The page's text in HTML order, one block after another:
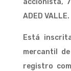
ADED VALLE.
Está
mercantil
registro